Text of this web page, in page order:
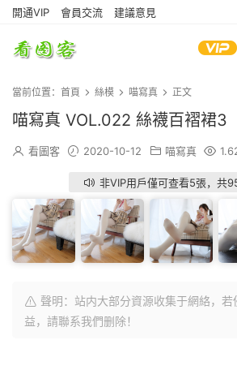
開通VIP 會員交流 建議意見
當前位置： 首頁 絲模 喵寫真 正文
喵寫真 VOL.022 絲襪百褶裙3
看圖客 2020-10-12 喵寫真
非VIP用戶僅可查看5張，共
聲明：站内大部分資源收集于網絡，若
益，請聯系我們删除！